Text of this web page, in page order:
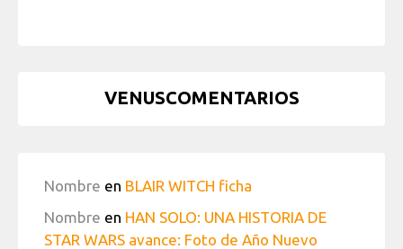
VENUSCOMENTARIOS
Nombre en BLAIR WITCH ficha
Nombre en HAN SOLO: UNA HISTORIA DE
STAR WARS avance: Foto de Año Nuevo